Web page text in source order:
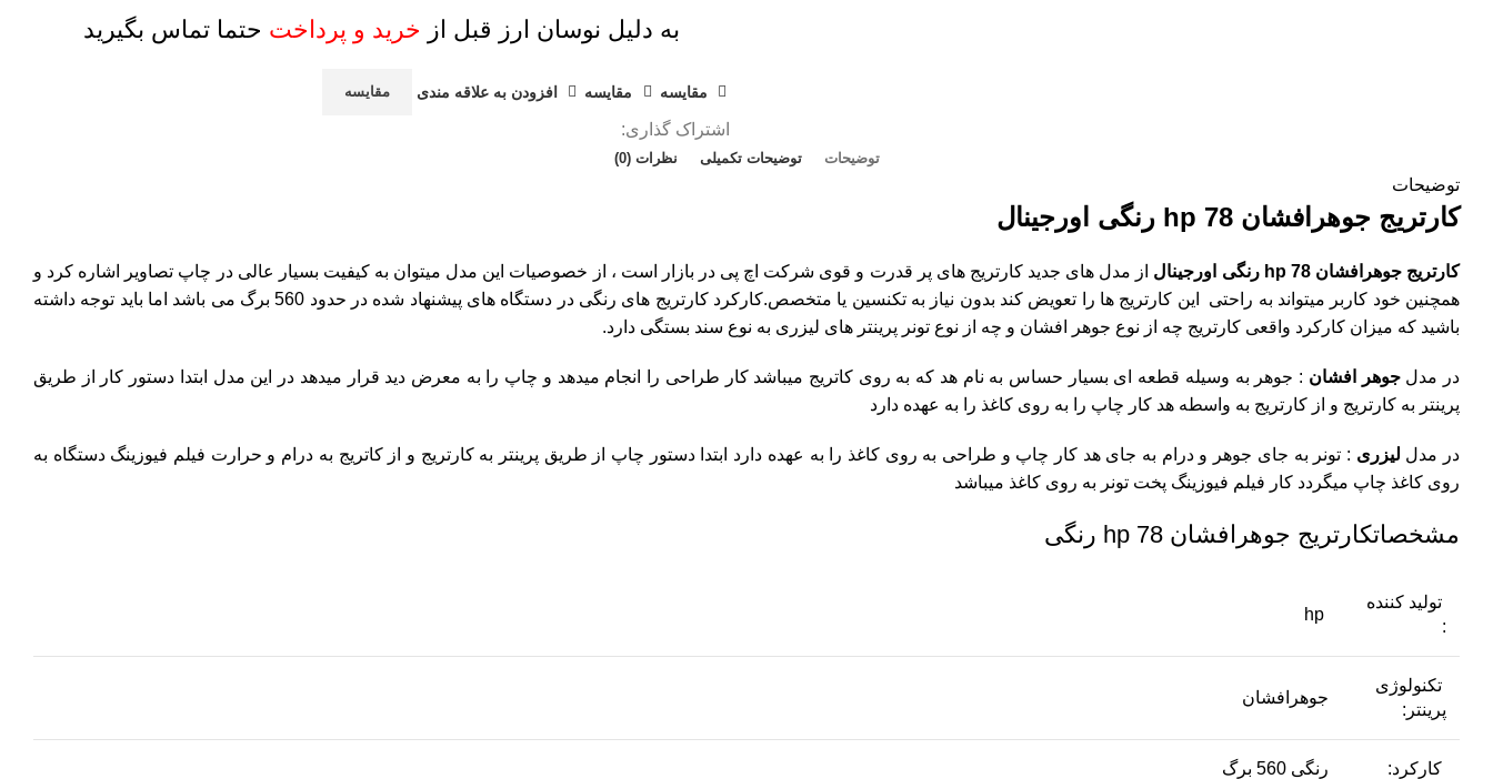
به دلیل نوسان ارز قبل از خرید و پرداخت حتما تماس بگیرید
مقايسه مقایسه افزودن به علاقه مندی مقایسه
اشتراک گذاری:
توضیحات توضیحات تکمیلی نظرات (0)
توضیحات
کارتریج جوهرافشان 78 hp رنگی اورجینال
کارتریج جوهرافشان 78 hp رنگی اورجینال از مدل های جدید کارتریج های پر قدرت و قوی شرکت اچ پی در بازار است ، از خصوصیات این مدل میتوان به کیفیت بسیار عالی در چاپ تصاویر اشاره کرد و
همچنین خود کاربر میتواند به راحتی این کارتریج ها را تعویض کند بدون نیاز به تکنسین یا متخصص.کارکرد کارتریج های رنگی در دستگاه های پیشنهاد شده در حدود 560 برگ می باشد اما باید توجه داشته
باشید که میزان کارکرد واقعی کارتریج چه از نوع جوهر افشان و چه از نوع تونر پرینتر های لیزری به نوع سند بستگی دارد.
در مدل جوهر افشان : جوهر به وسیله قطعه ای بسیار حساس به نام هد که به روی کاتریج میباشد کار طراحی را انجام میدهد و چاپ را به معرض دید قرار میدهد در این مدل ابتدا دستور کار از طریق
پرینتر به کارتریج و از کارتریج به واسطه هد کار چاپ را به روی کاغذ را به عهده دارد
در مدل لیزری : تونر به جای جوهر و درام به جای هد کار چاپ و طراحی به روی کاغذ را به عهده دارد ابتدا دستور چاپ از طریق پرینتر به کارتریج و از کاتریج به درام و حرارت فیلم فیوزینگ دستگاه به
روی کاغذ چاپ میگردد کار فیلم فیوزینگ پخت تونر به روی کاغذ میباشد
مشخصاتکارتریج جوهرافشان 78 hp رنگی
تولید کننده
:
تکنولوژی
پرینتر:
جوهرافشان
کارکرد: رنگی 560 برگ